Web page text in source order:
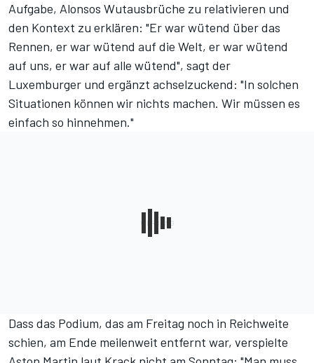
Aufgabe, Alonsos Wutausbrüche zu relativieren und
den Kontext zu erklären: "Er war wütend über das
Rennen, er war wütend auf die Welt, er war wütend
auf uns, er war auf alle wütend", sagt der
Luxemburger und ergänzt achselzuckend: "In solchen
Situationen können wir nichts machen. Wir müssen es
einfach so hinnehmen."
Dass das Podium, das am Freitag noch in Reichweite
schien, am Ende meilenweit entfernt war, verspielte